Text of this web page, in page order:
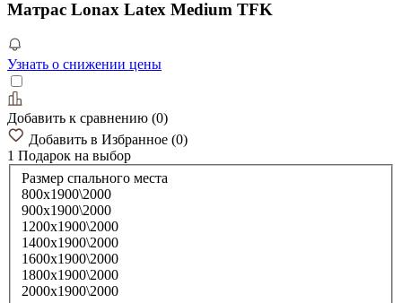
Матрас Lonax Latex Medium TFK
Узнать о снижении цены
Добавить к сравнению (0)
Добавить в Избранное (0)
1 Подарок на выбор
Размер спального места
800х1900\2000
900х1900\2000
1200х1900\2000
1400х1900\2000
1600х1900\2000
1800х1900\2000
2000х1900\2000